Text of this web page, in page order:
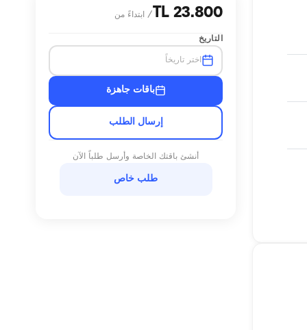
23.800 TL
/ ابتداءً من
التاريخ
اختر تاريخاً
باقات جاهزة
إرسال الطلب
أنشئ باقتك الخاصة وأرسل طلباً الآن
طلب خاص